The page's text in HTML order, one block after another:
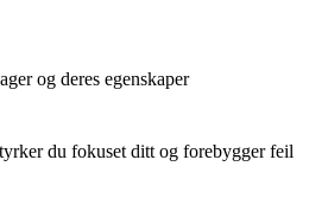
og deres egenskaper
du fokuset ditt og forebygger feil